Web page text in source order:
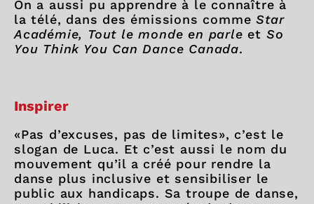
On a aussi pu apprendre à le connaître à
la télé, dans des émissions commeStar
Académie, Tout le monde en parle et So
You Think You Can Dance Canada.
Inspirer
«Pas d’excuses, pas de limites», c’est le
slogan de Luca. Et c’est aussi le nom du
mouvement qu’il a créé pour rendre la
danse plus inclusive et sensibiliser le
public aux handicaps. Sa troupe de danse,